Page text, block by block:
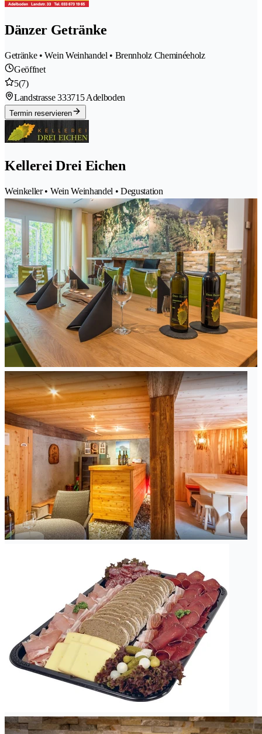
Dänzer Getränke
Getränke • Wein Weinhandel • Brennholz Cheminéeholz
Geöffnet
5(7)
Landstrasse 333715 Adelboden
Termin reservieren
Kellerei Drei Eichen
Weinkeller • Wein Weinhandel • Degustation